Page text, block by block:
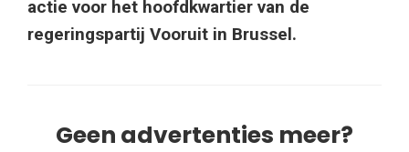
actie voor het hoofdkwartier van de
regeringspartij Vooruit in Brussel.
Geen advertenties meer?